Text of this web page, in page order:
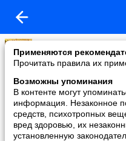
Применяются
Прочитать правила их
Возможны упоминания
В контенте могут
информация. Незаконное
средств, психотропных
вред здоровью, их
установленную
added a photo
04 May в 02:52